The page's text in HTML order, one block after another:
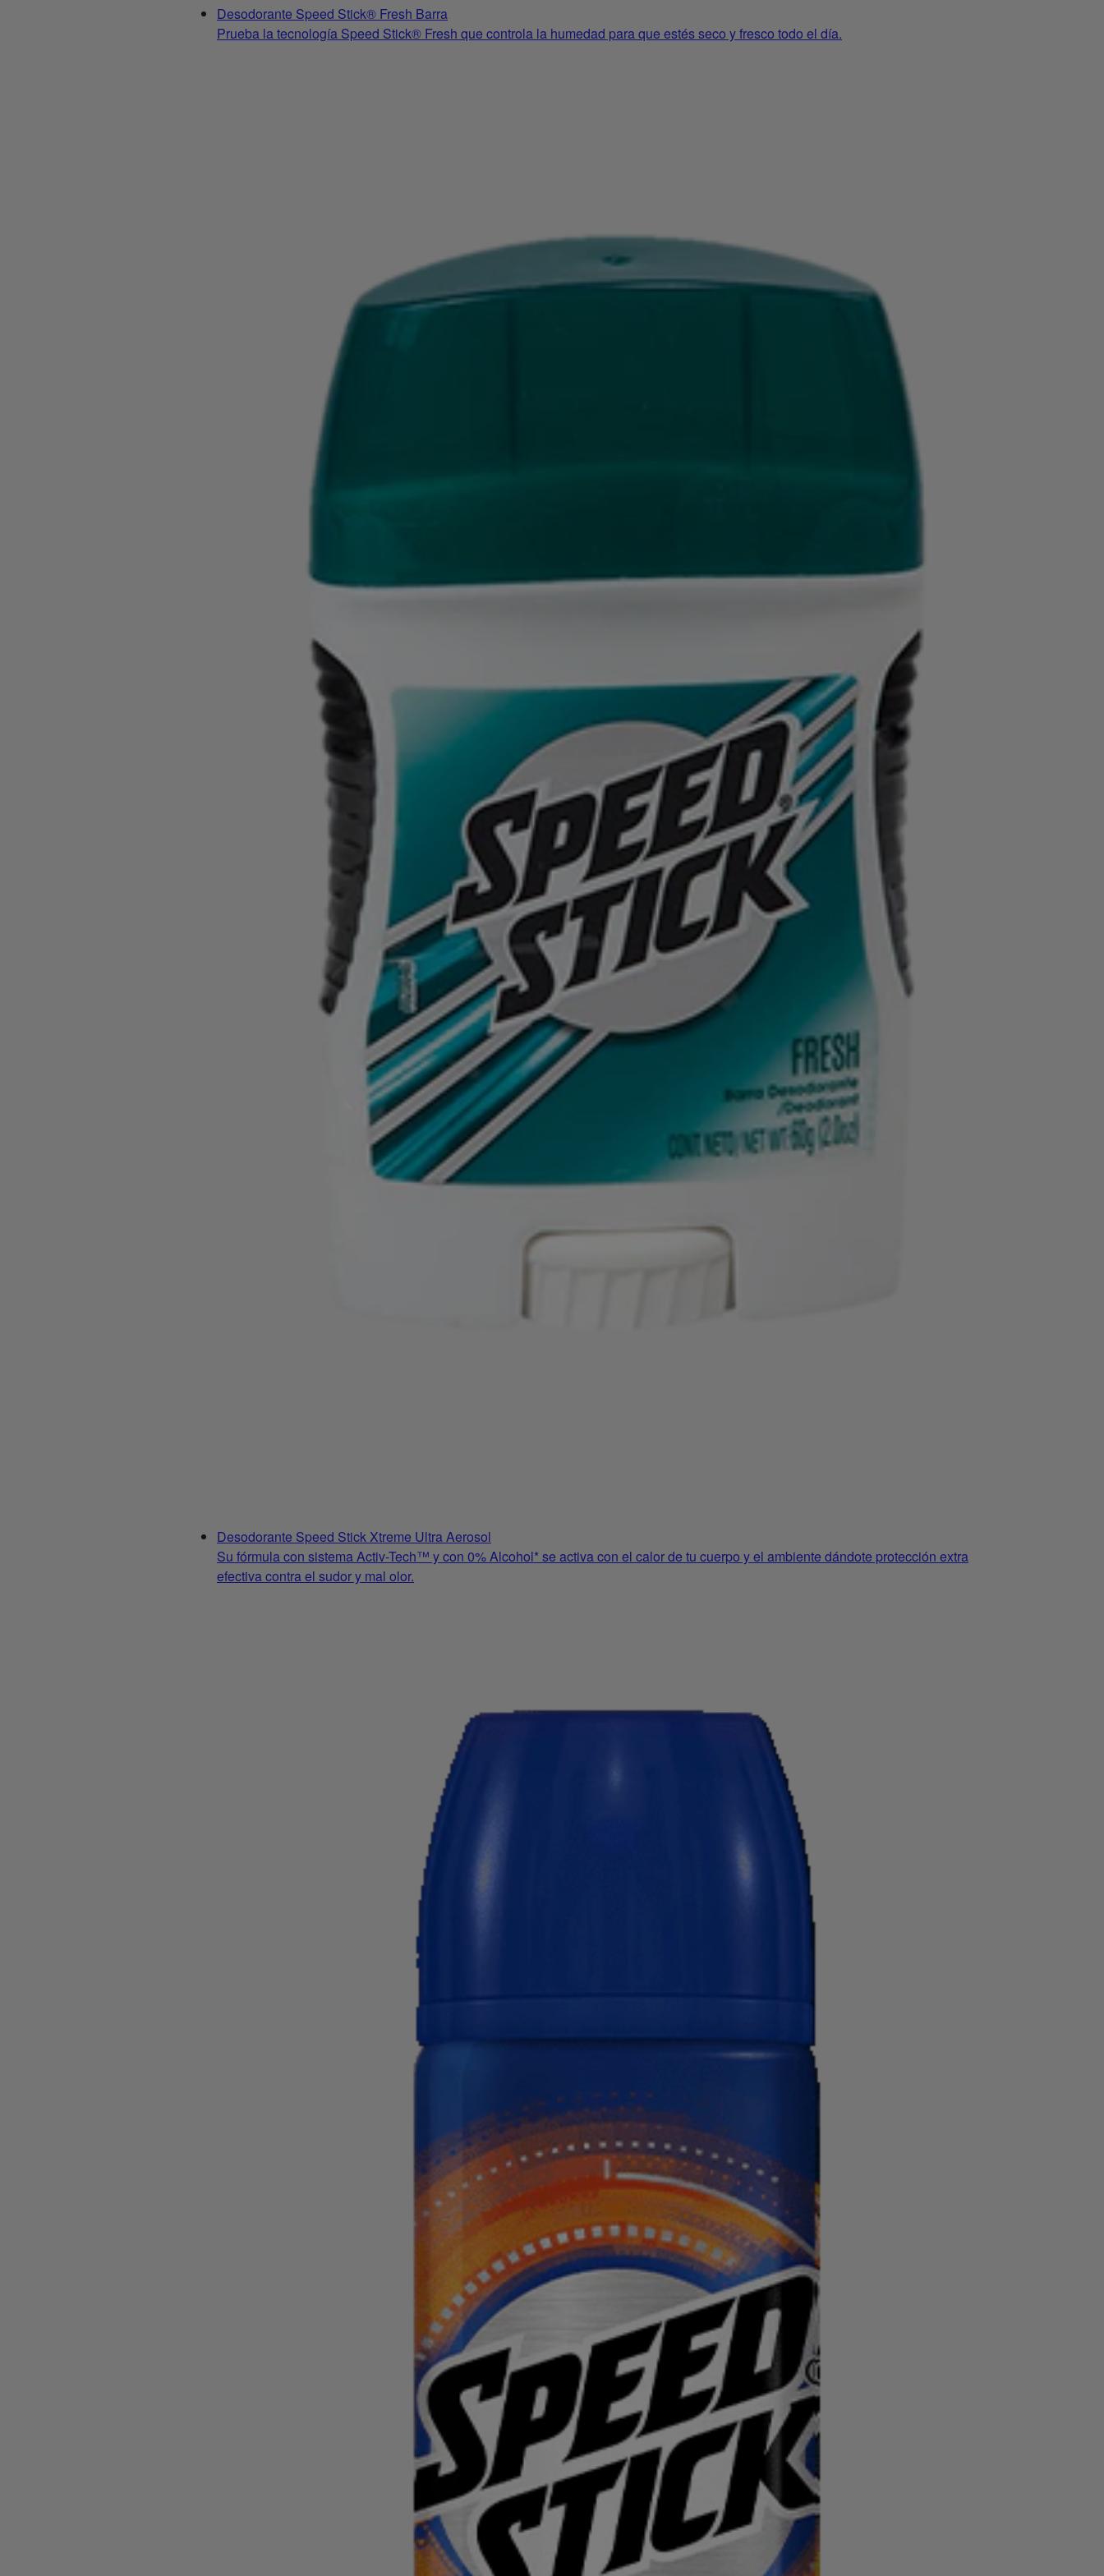
Desodorante Speed Stick® Fresh Barra
Prueba la tecnología Speed Stick® Fresh que controla la humedad para que estés seco y fresco todo el día.
Desodorante Speed Stick Xtreme Ultra Aerosol
Su fórmula con sistema Activ-Tech™ y con 0% Alcohol* se activa con el calor de tu cuerpo y el ambiente dándote protección extra
efectiva contra el sudor y mal olor.